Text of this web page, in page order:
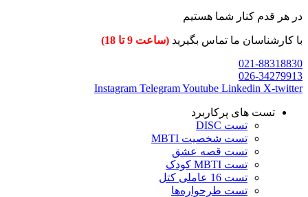
در هر قدم کنار شما هستیم
با کارشناسان ما تماس بگیرید (ساعت 9 تا 18)
021-88318830
026-34279913
Instagram TelegramYoutube Linkedin X-twitter
تست های پرکاربرد
تست DISC
تست شخصیت MBTI
تست قصه عشق
تست MBTI کودک
تست 16 عاملی کتل
تست طرحواره‌ها